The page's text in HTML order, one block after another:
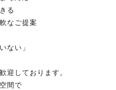
る
なご提案
ない」
迎しております。
間で